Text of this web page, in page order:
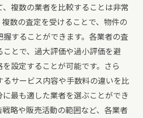
、複数の業者を比較することは非常
複数の査定を受けることで、物件の
握することができます。各業者の査
ことで、過大評価や過小評価を避
を設定することが可能です。さら
るサービス内容や手数料の違いを比
最も適した業者を選ぶことができ
戦略や販売活動の範囲など、各業者